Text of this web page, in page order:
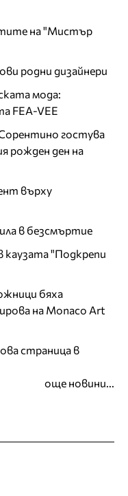
на "Мистър
родни дизайнери
мода:
FEA-VEE
гостува
рожден ден на
върху
в безсмъртие
каузата "Подкрепи
бяха
на Monaco Art
страница в
още новини...